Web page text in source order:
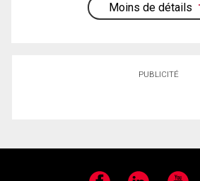
Moins de détails
PUBLICITÉ